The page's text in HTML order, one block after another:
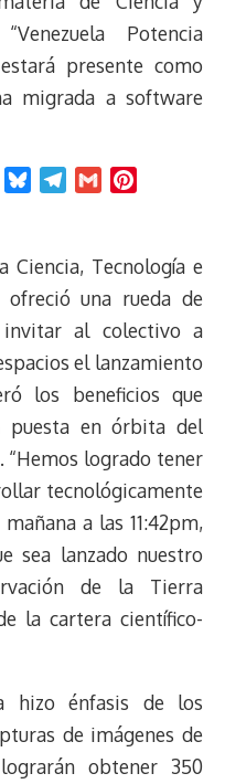
Potencia
presente como
migrada a software
M
o
e
k
y
e
g
r
a
m
i
t
r
e
s
t
Ciencia, Tecnología e
ofreció una rueda de
invitar al colectivo a
el lanzamiento
los beneficios que
en órbita del
“Hemos logrado tener
tecnológicamente
a las 11:42pm,
sea lanzado nuestro
de la Tierra
la cartera científico-
hizo énfasis de los
de imágenes de
obtener 350